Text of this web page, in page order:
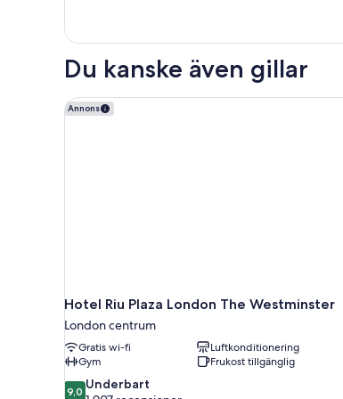
Du kanske även gillar
Annons
Hotel Riu Plaza London The Westminster
London centrum
Gratis wi-fi
Luftkonditionering
Gym
Frukost tillgänglig
9.0
9,0 Underbart
Hotel Riu Plaza London The Westminster